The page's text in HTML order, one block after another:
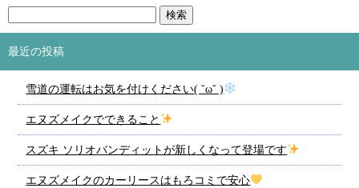
最近の投稿
雪道の運転はお気を付けください( ˘ω˘ )
エヌズメイクでできること
スズキ ソリオバンディットが新しくなって登場です
エヌズメイクのカーリースはもろコミで安心